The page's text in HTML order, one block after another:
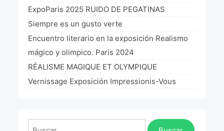
Reflecting Source. NY 2019
«Sincronías con sentido» Bogotá Colombia 2019
«Huellas trashumantes» New York 2018
Commissaire D’exposition
Manifiesto Ecoarte
ExpoParis 2025 RUIDO DE PEGATINAS
Siempre es un gusto verte
Encuentro literario en la exposición Realismo
mágico y olimpico. Paris 2024
RÉALISME MAGIQUE ET OLYMPIQUE
Vernissage Exposición Impressionis-Vous
Buscar: